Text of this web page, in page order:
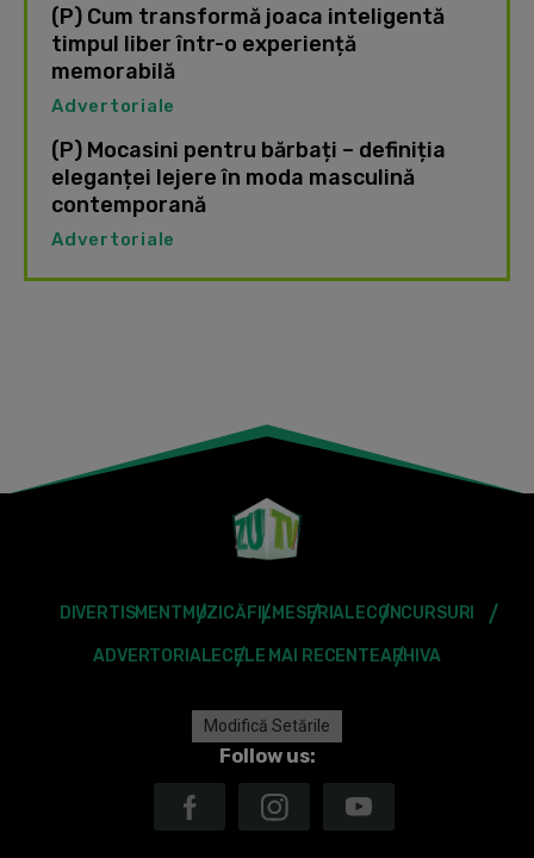
(P) Cum transformă joaca inteligentă
timpul liber într-o experiență
memorabilă
Advertoriale
(P) Mocasini pentru bărbați – definiția
eleganței lejere în moda masculină
contemporană
Advertoriale
DIVERTISMENT MUZICĂFILMESERIALECONCURSURI
ADVERTORIALECELE MAI RECENTEARHIVA
Modifică Setările
Follow us: